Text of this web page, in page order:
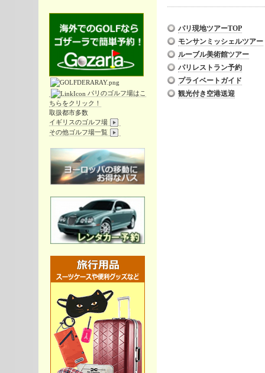
パリ現地ツアーTOP
モンサンミッシェルツアー
ルーブル美術館ツアー
パリレストラン予約
プライベートガイド
観光付き空港送迎
パリのゴルフ場はこ
ちらをクリック！
取扱都市多数
イギリスのゴルフ場
その他ゴルフ場一覧